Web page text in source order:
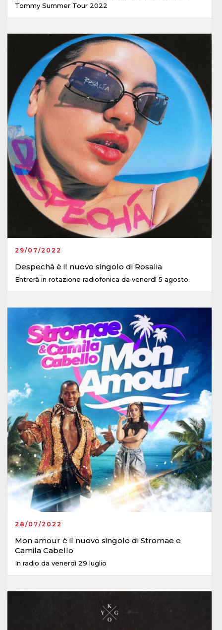
Tommy Summer Tour 2022
29/07/2022
Despechà è il nuovo singolo di Rosalia
Entrerà in rotazione radiofonica da venerdì 5 agosto
28/07/2022
Mon amour è il nuovo singolo di Stromae e
Camila Cabello
In radio da venerdì 29 luglio